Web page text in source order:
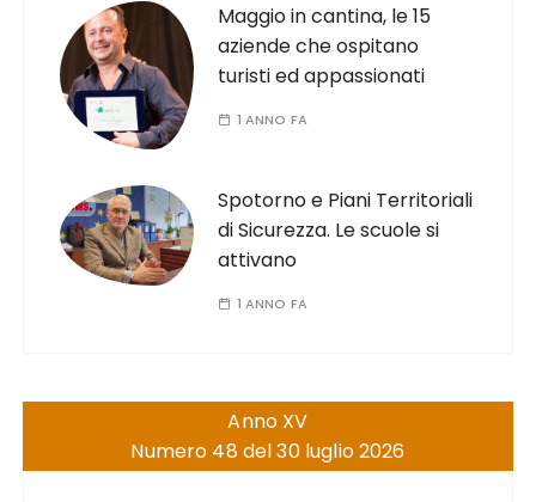
Maggio in cantina, le 15
aziende che ospitano
turisti ed appassionati
1 ANNO FA
Spotorno e Piani Territoriali
di Sicurezza. Le scuole si
attivano
1 ANNO FA
Anno XV
Numero 48 del 30 luglio 2026